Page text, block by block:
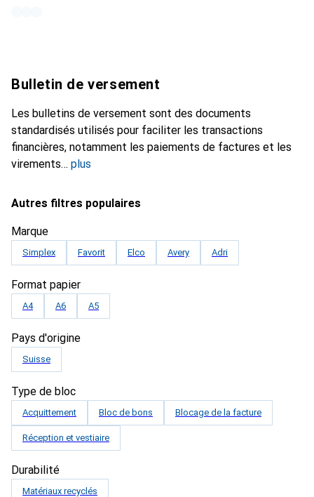
Bulletin de versement
Les bulletins de versement sont des documents
standardisés utilisés pour faciliter les transactions
financières, notamment les paiements de factures et les
virements
plus
Autres filtres populaires
Marque
Simplex Favorit Elco Avery Adri
Format papier
A4 A6 A5
Pays d'origine
Suisse
Type de bloc
Acquittement Bloc de bons Blocage de la facture
Réception et vestiaire
Durabilité
Matériaux recyclés